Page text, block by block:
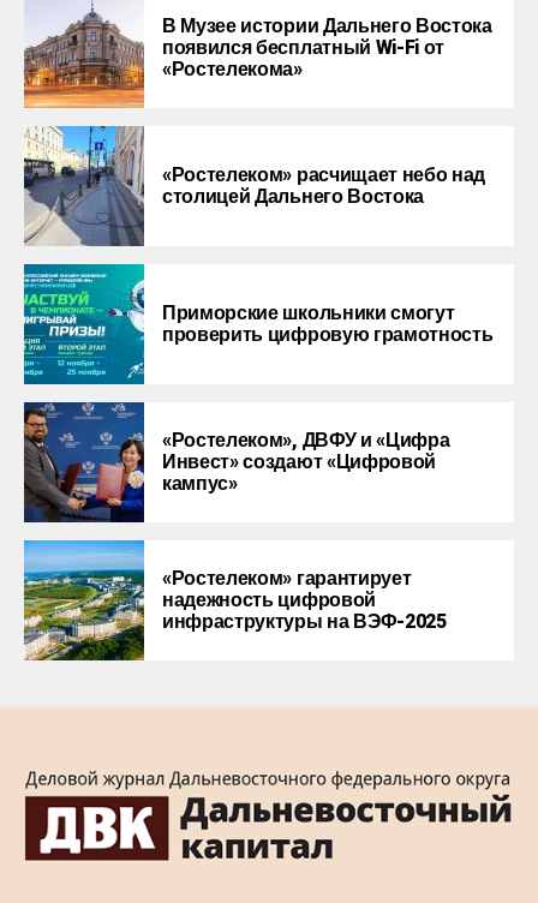
В Музее истории Дальнего Востока
появился бесплатный Wi-Fi от
«Ростелекома»
«Ростелеком» расчищает небо над
столицей Дальнего Востока
Приморские школьники смогут
проверить цифровую грамотность
«Ростелеком», ДВФУ и «Цифра
Инвест» создают «Цифровой
кампус»
«Ростелеком» гарантирует
надежность цифровой
инфраструктуры на ВЭФ-2025